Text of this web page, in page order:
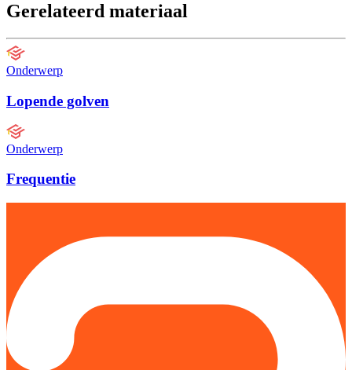
Gerelateerd materiaal
Onderwerp
Lopende golven
Onderwerp
Frequentie